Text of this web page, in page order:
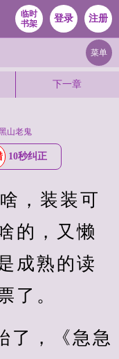
临时
书架
登录 注册
菜单
下一章
山老鬼
10秒纠正
的，又懒
成熟的读
了。
了，《急急